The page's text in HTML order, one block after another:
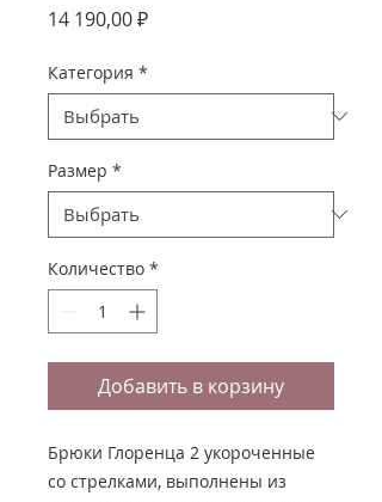
14 190,00 ₽Цена
Категория *
Размер *
Количество *
Добавить в корзину
Брюки Глоренца 2 укороченные
со стрелками, выполнены из